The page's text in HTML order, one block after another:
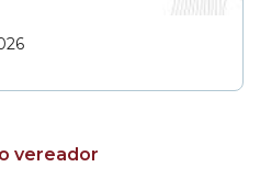
vereador